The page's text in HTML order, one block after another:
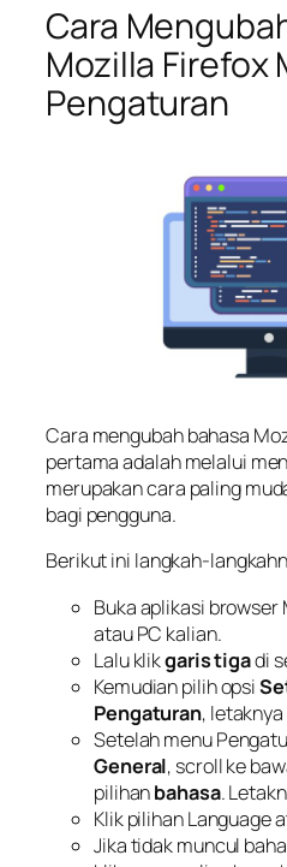
Cara
Mozilla Firefox
Pengaturan
Cara mengubah bahasa
pertama adalah melalui
merupakan cara paling
bagi pengguna.
Berikut ini langkah-
Buka aplikasi
atau PC kalian.
Lalu klikgaris tigadi
Kemudian pilih opsi
Pengaturan,
Setelah menu
General, scroll ke
pilihanbahasa.
Klik pilihan Language
Jika tidak muncul